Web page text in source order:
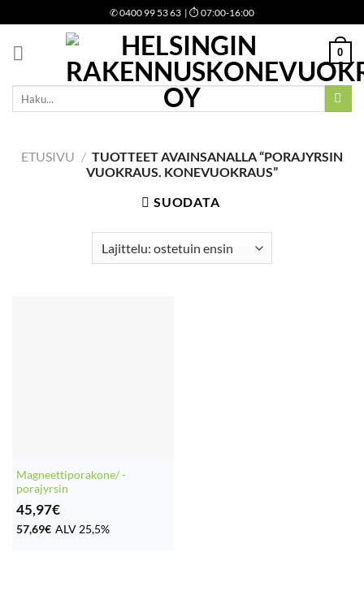
to
content
✆0400 99 53 63 | ⏱ 07:00-16:00
0
Etsi:
ETUSIVU / TUOTTEET AVAINSANALLA “PORAJYRSIN
VUOKRAUS. KONEVUOKRAUS”
SUODATA
Magneettiporakone/ -
porajyrsin
45,97€
57,69€ ALV 25,5%